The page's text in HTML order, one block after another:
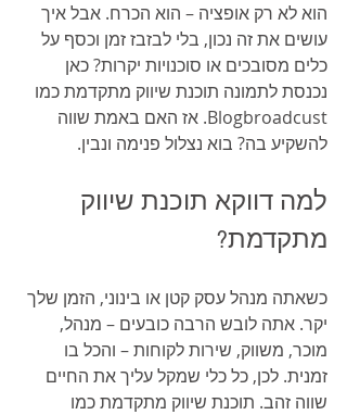
הוא לא רק אופציה – הוא הכרח. אבל איך
עושים את זה נכון, בלי לבזבז זמן וכסף על
כלים מסובכים או סוכנויות יקרות? כאן
נכנסת לתמונה תוכנת שיווק מתקדמת כמו
Blogbroadcust. אז האם באמת שווה
להשקיע בה? בוא נצלול פנימה ונבין.
למה דווקא תוכנת שיווק
מתקדמת?
כשאתה מנהל עסק קטן או בינוני, הזמן שלך
יקר. אתה לובש הרבה כובעים – מנהל,
מוכר, משווק, שירות לקוחות – והכל בו
זמנית. לכן, כל כלי שמקל עליך את החיים
שווה זהב. תוכנת שיווק מתקדמת כמו